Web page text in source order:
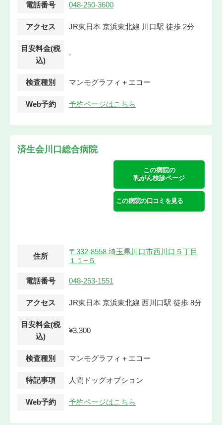
電話番号 048-250-3600
アクセス JR東日本 京浜東北線 川口駅 徒歩 2分
目安料金(税
込)
-
検査種別 マンモグラフィ＋エコー
Web予約 予約ページはこちら
済生会川口総合病院
この病院の
乳がん検診ページ
この病院の口コミを見る
住所
〒332-8558 埼玉県川口市西川口５丁目
１１−５
電話番号 048-253-1551
アクセス JR東日本 京浜東北線 西川口駅 徒歩 8分
目安料金(税
込)
¥3,300
検査種別 マンモグラフィ＋エコー
特記事項 人間ドッグオプション
Web予約 予約ページはこちら